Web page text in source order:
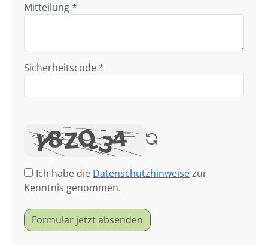
Mitteilung *
Sicherheitscode *
Ich habe die Datenschutzhinweisezur
Kenntnis genommen.
Formular jetzt absenden